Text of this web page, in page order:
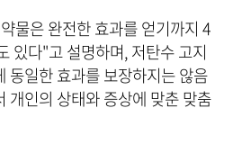
물은 완전한 효과를 얻기까지 4
있다"고 설명하며, 저탄수 고지
동일한 효과를 보장하지는 않음
개인의 상태와 증상에 맞춘 맞춤